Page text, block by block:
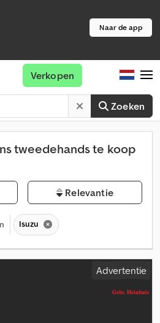
Naar de app
Zoeken
Verkopen
tweedehands te koop
Relevantie
Isuzu
Advertentie